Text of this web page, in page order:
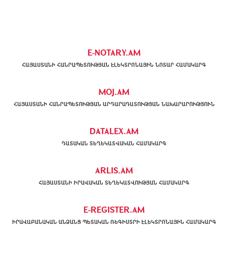
E-NOTARY.AM
ՀԱՅԱՍՏԱՆԻ ՀԱՆՐԱՊԵՏՈՒԹՅԱՆ ԷԼԵԿՏՐՈՆԱՅԻՆ ՆՈՏԱՐ ՀԱՄԱԿԱՐԳ
MOJ.AM
ՀԱՅԱՍՏԱՆԻ ՀԱՆՐԱՊԵՏՈՒԹՅԱՆ ԱՐԴԱՐԱԴԱՏՈՒԹՅԱՆ ՆԱԽԱՐԱՐՈՒԹՅՈՒՆ
DATALEX.AM
ԴԱՏԱԿԱՆ ՏԵՂԵԿԱՏՎԱԿԱՆ ՀԱՄԱԿԱՐԳ
ARLIS.AM
ՀԱՅԱՍՏԱՆԻ ԻՐԱՎԱԿԱՆ ՏԵՂԵԿԱՏՎՈՒԹՅԱՆ ՀԱՄԱԿԱՐԳ
E-REGISTER.AM
ԻՐԱՎԱԲԱՆԱԿԱՆ ԱՆՁԱՆՑ ՊԵՏԱԿԱՆ ՌԵԳԻՍՏՐԻ ԷԼԵԿՏՐՈՆԱՅԻՆ ՀԱՄԱԿԱՐԳ